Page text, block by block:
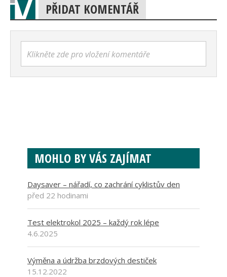
PŘIDAT KOMENTÁŘ
Klikněte zde pro vložení komentáře
MOHLO BY VÁS ZAJÍMAT
Daysaver – nářadí, co zachrání cyklistův den
před 22 hodinami
Test elektrokol 2025 – každý rok lépe
4.6.2025
Výměna a údržba brzdových destiček
15.12.2022